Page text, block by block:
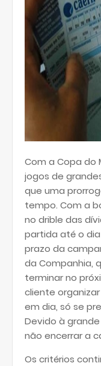
Com a Copa do
jogos de
que uma
tempo. Com a
no drible das
partida até o dia
prazo da
da Companhia,
terminar no
cliente
em dia, só se
Devido à
não encerrar a
Os critérios